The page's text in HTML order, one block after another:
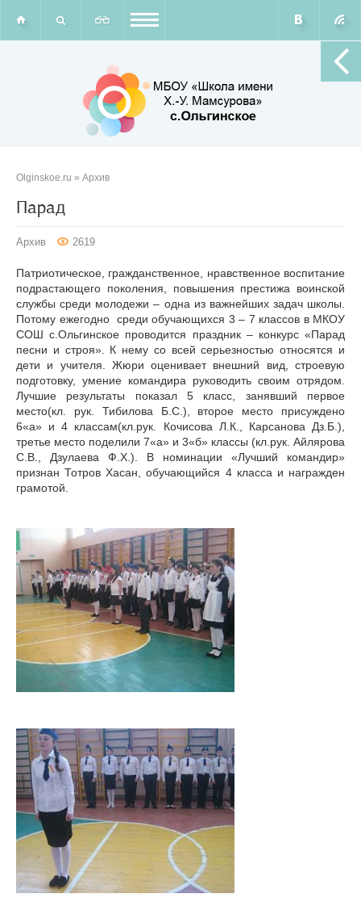
Olginskoe.ru » Архив
Парад
Архив 2619
Патриотическое, гражданственное, нравственное воспитание
подрастающего поколения, повышения престижа воинской
службы среди молодежи – одна из важнейших задач школы.
Потому ежегодно среди обучающихся 3 – 7 классов в МКОУ
СОШ с.Ольгинское проводится праздник – конкурс «Парад
песни и строя». К нему со всей серьезностью относятся и
дети и учителя. Жюри оценивает внешний вид, строевую
подготовку, умение командира руководить своим отрядом.
Лучшие результаты показал 5 класс, занявший первое
место(кл. рук. Тибилова Б.С.), второе место присуждено
6«а» и 4 классам(кл.рук. Кочисова Л.К., Карсанова Дз.Б.),
третье место поделили 7«а» и 3«б» классы (кл.рук. Айлярова
С.В., Дзулаева Ф.Х.). В номинации «Лучший командир»
признан Тотров Хасан, обучающийся 4 класса и награжден
грамотой.